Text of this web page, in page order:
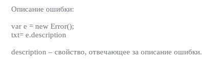
Описание ошибки:
var e = new Error();
txt= e.description
description – свойство, отвечающее за описание ошибки.